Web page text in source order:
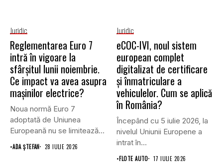
Juridic
Reglementarea Euro 7
intră în vigoare la
sfârșitul lunii noiembrie.
Ce impact va avea asupra
mașinilor electrice?
Noua normă Euro 7
adoptată de Uniunea
Europeană nu se limitează
doar...
•ADA ȘTEFAN 28 IULIE 2026
Juridic
eCOC-IVI, noul sistem
european complet
digitalizat de certificare
și înmatriculare a
vehiculelor. Cum se aplică
în România?
Începând cu 5 iulie 2026, la
nivelul Uniunii Europene a
intrat în...
•FLOTE AUTO 17 IULIE 2026